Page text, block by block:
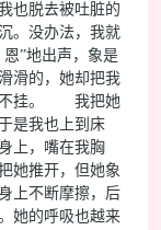
也脱去被吐脏的
。没办法，我就
”地出声，象是
滑的，她却把我
不挂。 我把她
是我也上到床
上，嘴在我胸
她推开，但她象
上不断摩擦，后
她的呼吸也越来